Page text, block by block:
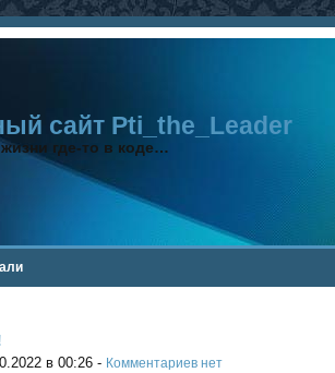
сайт Pti_the_Leader
где-то в коде…
в 00:26 - Комментариев нет